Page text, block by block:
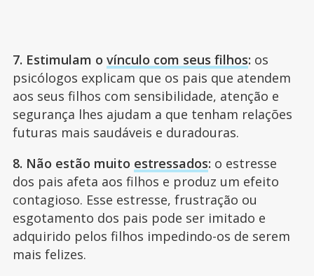
7. Estimulam o vínculo com seus filhos: os
psicólogos explicam que os pais que atendem
aos seus filhos com sensibilidade, atenção e
segurança lhes ajudam a que tenham relações
futuras mais saudáveis e duradouras.
8. Não estão muito estressados: o estresse
dos pais afeta aos filhos e produz um efeito
contagioso. Esse estresse, frustração ou
esgotamento dos pais pode ser imitado e
adquirido pelos filhos impedindo-os de serem
mais felizes.